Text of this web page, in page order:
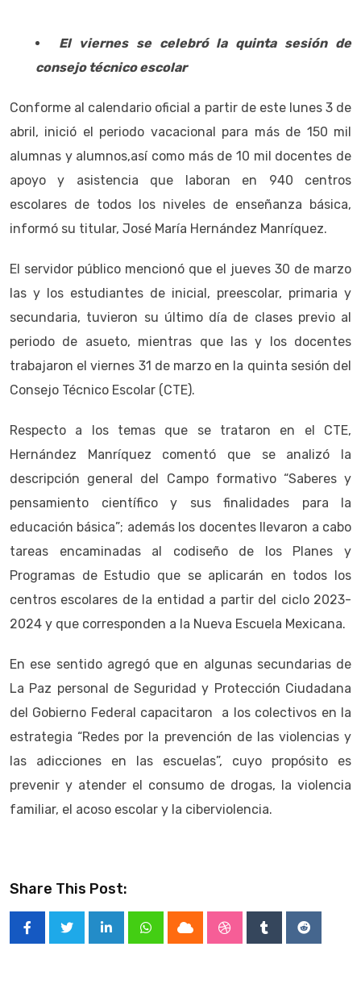
El viernes se celebró la quinta sesión de
consejo técnico escolar
Conforme al calendario oficial a partir de este lunes 3 de
abril, inició el periodo vacacional para más de 150 mil
alumnas y alumnos,así como más de 10 mil docentes de
apoyo y asistencia que laboran en 940 centros
escolares de todos los niveles de enseñanza básica,
informó su titular, José María Hernández Manríquez.
El servidor público mencionó que el jueves 30 de marzo
las y los estudiantes de inicial, preescolar, primaria y
secundaria, tuvieron su último día de clases previo al
periodo de asueto, mientras que las y los docentes
trabajaron el viernes 31 de marzo en la quinta sesión del
Consejo Técnico Escolar (CTE).
Respecto a los temas que se trataron en el CTE,
Hernández Manríquez comentó que se analizó la
descripción general del Campo formativo “Saberes y
pensamiento científico y sus finalidades para la
educación básica”; además los docentes llevaron a cabo
tareas encaminadas al codiseño de los Planes y
Programas de Estudio que se aplicarán en todos los
centros escolares de la entidad a partir del ciclo 2023-
2024 y que corresponden a la Nueva Escuela Mexicana.
En ese sentido agregó que en algunas secundarias de
La Paz personal de Seguridad y Protección Ciudadana
del Gobierno Federal capacitaron a los colectivos en la
estrategia “Redes por la prevención de las violencias y
las adicciones en las escuelas”, cuyo propósito es
prevenir y atender el consumo de drogas, la violencia
familiar, el acoso escolar y la ciberviolencia.
Share This Post:
LinkedInWhatsappCloud StumbleUpon
TumblrReddit